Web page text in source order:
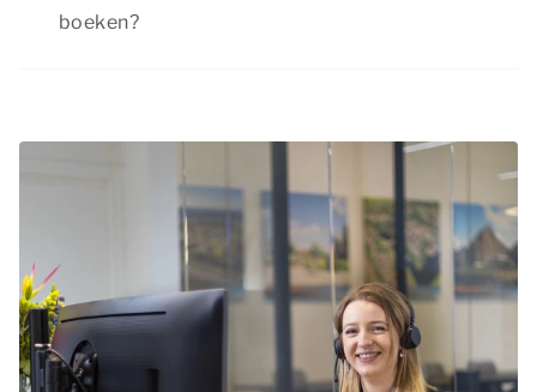
boeken?
populairste periodes om op vakantie te gaan.
zomervakantie in Drenthe te boeken.